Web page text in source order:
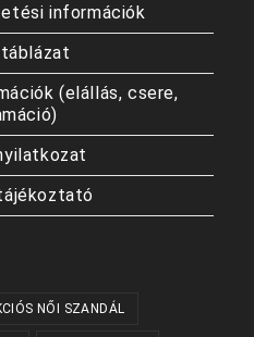
információk
(elállás, csere,
NŐI SZANDÁL